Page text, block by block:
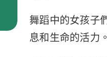
舞蹈中的女孩子
息和生命的活力。